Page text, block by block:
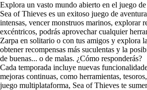
Explora un vasto mundo abierto en el juego
Sea of Thieves es un exitoso juego de
intensas, vencer monstruos marinos, explorar
excéntricos, podrás aprovechar cualquier
Zarpa en solitario o con tus amigos y explora
obtener recompensas más suculentas y la
de buenas... o de malas. ¿Cómo responderás?
Cada temporada incluye nuevas
mejoras continuas, como herramientas,
juego multiplataforma, Sea of Thieves te